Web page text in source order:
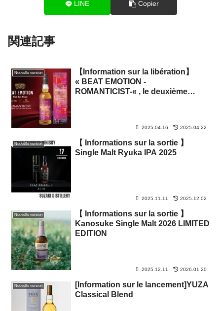
LINE Copier
関連記事
Nouvelle version
【Information sur la libération】
« BEAT EMOTION -
ROMANTICIST-« , le deuxième
2025.04.16 2025.04.22
Nouvelle version
【 Informations sur la sortie 】
Single Malt Ryuka IPA 2025
2025.11.11 2025.12.02
Nouvelle version
【 Informations sur la sortie 】
Kanosuke Single Malt 2026 LIMITED
EDITION
2025.12.11 2026.01.20
Nouvelle version
[Information sur le lancement]YUZA
Classical Blend